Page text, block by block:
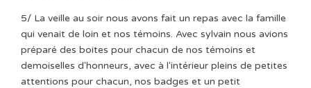
5/ La veille au soir nous avons fait un repas avec la famille
qui venait de loin et nos témoins. Avec sylvain nous avions
préparé des boites pour chacun de nos témoins et
demoiselles d'honneurs, avec à l'intérieur pleins de petites
attentions pour chacun, nos badges et un petit